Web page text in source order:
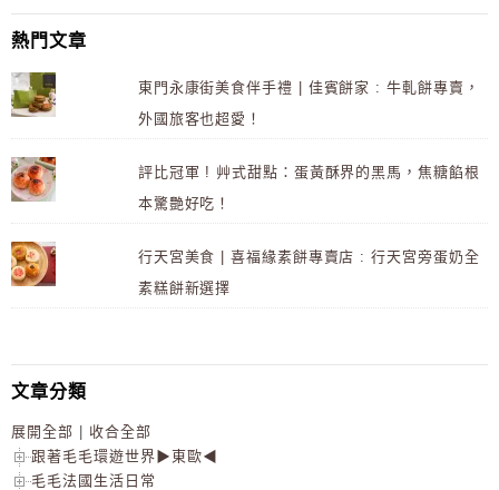
熱門文章
東門永康街美食伴手禮 | 佳賓餅家 : 牛軋餅專賣，
外國旅客也超愛！
評比冠軍 ! 艸式甜點：蛋黃酥界的黑馬，焦糖餡根
本驚艷好吃！
行天宮美食 | 喜福緣素餅專賣店 : 行天宮旁蛋奶全
素糕餅新選擇
文章分類
展開全部
收合全部
跟著毛毛環遊世界▶東歐◀
毛毛法國生活日常